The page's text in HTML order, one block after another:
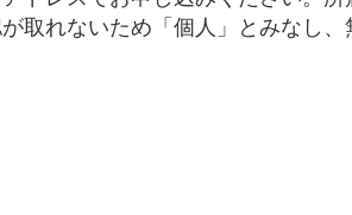
取れないため「個人」とみなし